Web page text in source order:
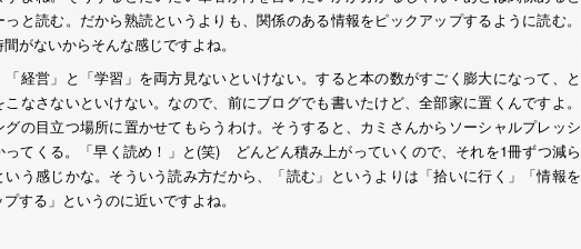
っと読む。だから熟読というよりも、関係のある情報をピックアップするように読む。
がないからそんな感じですよね。
「経営」と「学習」を両方見ないといけない。すると本の数がすごく膨大になって、と
こなさないといけない。なので、前にブログでも書いたけど、全部家に置くんですよ。
グの目立つ場所に置かせてもらうわけ。そうすると、カミさんからソーシャルプレッシ
ってくる。「早く読め！」と(笑) どんどん積み上がっていくので、それを1冊ずつ減ら
いう感じかな。そういう読み方だから、「読む」というよりは「拾いに行く」「情報を
する」というのに近いですよね。